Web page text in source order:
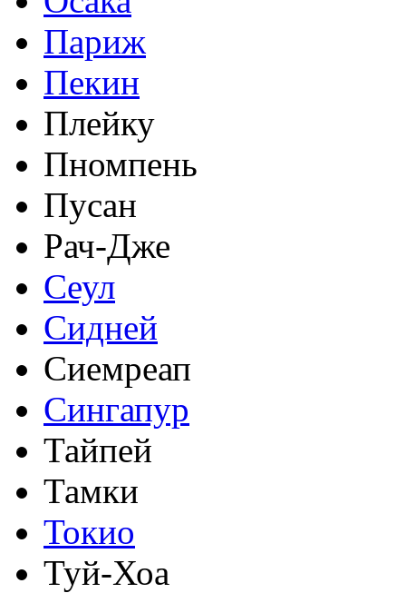
Париж
Пекин
Плейку
Пномпень
Пусан
Рач-Дже
Сеул
Сидней
Сиемреап
Сингапур
Тайпей
Тамки
Токио
Туй-Хоа